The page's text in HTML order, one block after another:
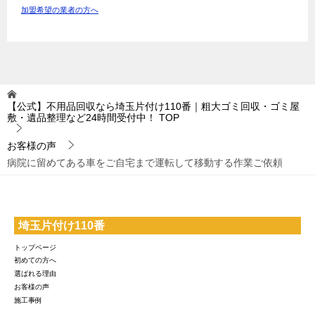
加盟希望の業者の方へ
【公式】不用品回収なら埼玉片付け110番｜粗大ゴミ回収・ゴミ屋
敷・遺品整理など24時間受付中！
TOP
お客様の声
病院に留めてある車をご自宅まで運転して移動する作業ご依頼
埼玉片付け110番
トップページ
初めての方へ
選ばれる理由
お客様の声
施工事例